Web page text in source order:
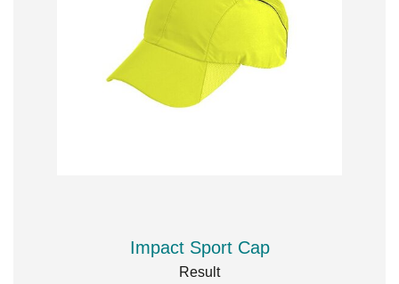
Impact Sport Cap
Result